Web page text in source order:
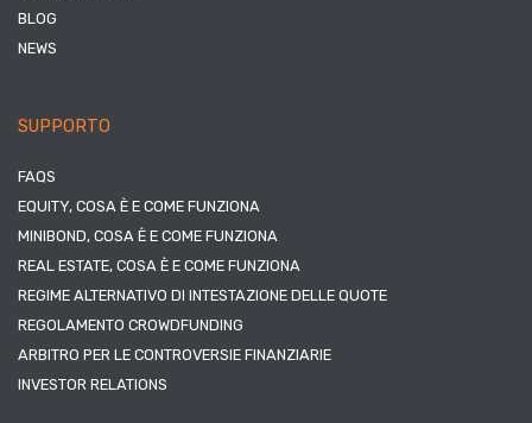
BLOG
NEWS
SUPPORTO
FAQS
EQUITY, COSA È E COME FUNZIONA
MINIBOND, COSA È E COME FUNZIONA
REAL ESTATE, COSA È E COME FUNZIONA
REGIME ALTERNATIVO DI INTESTAZIONE DELLE QUOTE
REGOLAMENTO CROWDFUNDING
ARBITRO PER LE CONTROVERSIE FINANZIARIE
INVESTOR RELATIONS